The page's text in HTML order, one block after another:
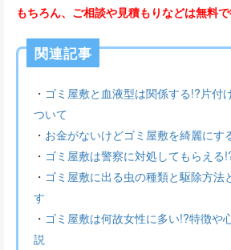
もちろん、ご相談や見積もりなどは無料
関連記事
・ ゴミ屋敷と血液型は関係する!?片付
ついて
・ お金がないけどゴミ屋敷を綺麗にす
・ ゴミ屋敷は警察に対処してもらえる
・ ゴミ屋敷に出る虫の種類と駆除方法
す
・ ゴミ屋敷は何故女性に多い!?特徴や
説